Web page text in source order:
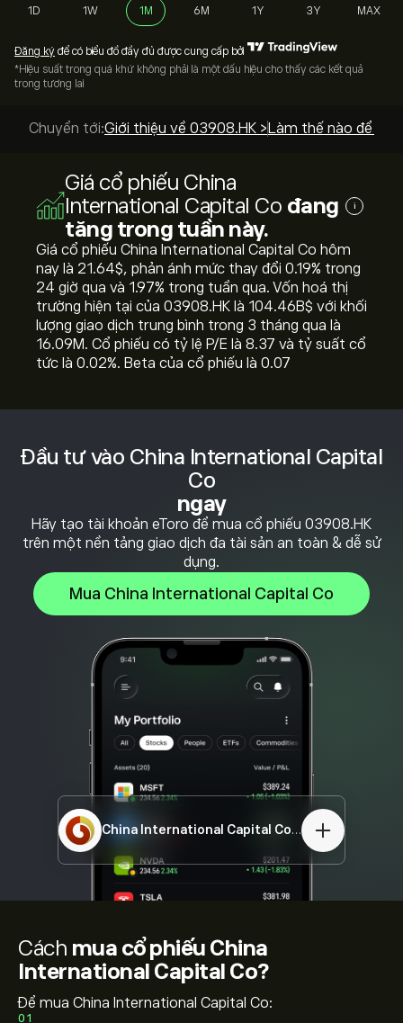
Đầu tư vào China International Capital
Co
ngay
Hãy tạo tài khoản eToro để mua cổ phiếu 03908.HK
trên một nền tảng giao dịch đa tài sản an toàn & dễ sử
dụng.
Mua China International Capital Co
China International Capital Co03908.HK
1D 1W 1M 6M 1Y 3Y MAX
Đăng ký để có biểu đồ đầy đủ được cung cấp bởi
*Hiệu suất trong quá khứ không phải là một dấu hiệu cho thấy các kết quả
trong tương lai
Chuyển tới:Giới thiệu về 03908.HK > Làm thế nào để
Giá cổ phiếu China
International Capital Co đang
tăng trong tuần này.
i
Giá cổ phiếu China International Capital Co hôm
nay là 21.64‎$‎, phản ánh mức thay đổi ‎0.19‎% trong
24 giờ qua và ‎1.97‎% trong tuần qua. Vốn hoá thị
trường hiện tại của 03908.HK là 104.46B‎$‎ với khối
lượng giao dịch trung bình trong 3 tháng qua là
16.09M. Cổ phiếu có tỷ lệ P/E là 8.37 và tỷ suất cổ
tức là 0.02%. Beta của cổ phiếu là 0.07
Cách mua cổ phiếu China
International Capital Co?
Để mua China International Capital Co:
01